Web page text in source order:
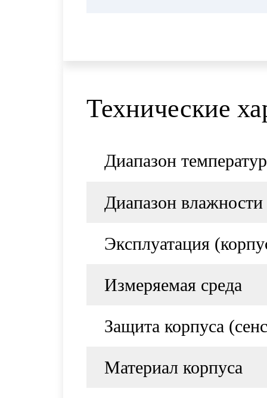
Технические
Диапазон
Диапазон влажности
Эксплуатация
Измеряемая среда
Защита корпуса
Материал корпуса